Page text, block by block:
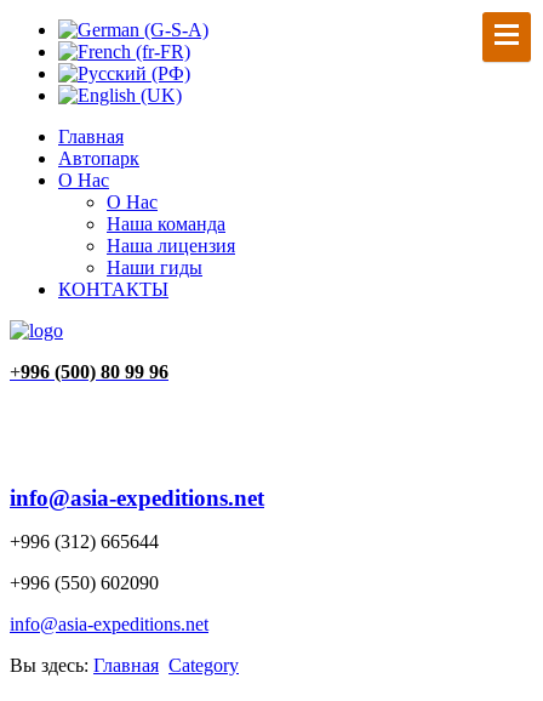
Главная
Автопарк
О Нас
О Нас
Наша команда
Наша лицензия
Наши гиды
КОНТАКТЫ
+996 (500) 80 99 96
info@asia-expeditions.net
+996 (312) 665644
+996 (550) 602090
info@asia-expeditions.net
Вы здесь: Главная Category